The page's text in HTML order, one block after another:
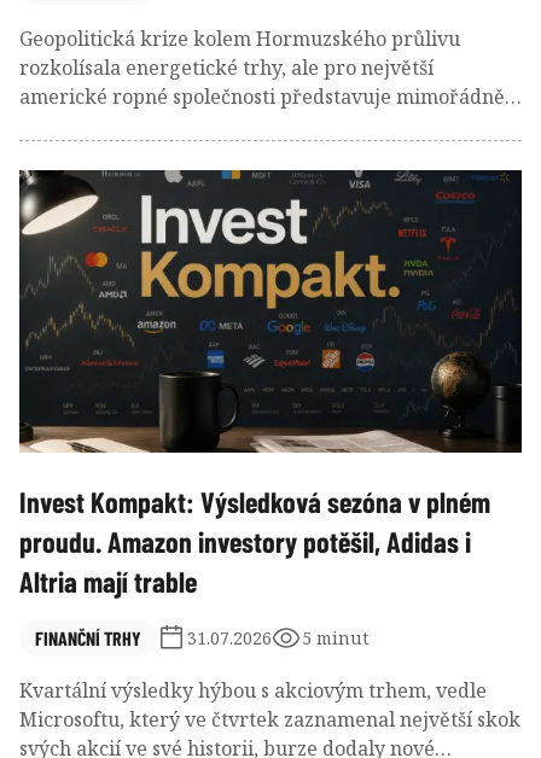
Geopolitická krize kolem Hormuzského průlivu
rozkolísala energetické trhy, ale pro největší
americké ropné společnosti představuje mimořádně
největších ropných firem na nejvyšší úrovně za
poslední roky.
Invest Kompakt: Výsledková sezóna v plném
proudu. Amazon investory potěšil, Adidas i
Altria mají trable
FINANČNÍ TRHY 31.07.2026 5 minut
Kvartální výsledky hýbou s akciovým trhem, vedle
Microsoftu, který ve čtvrtek zaznamenal největší skok
svých akcií ve své historii, burze dodaly nové